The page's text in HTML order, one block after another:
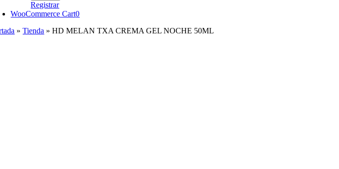
Registrar
WooCommerce Cart0
»Tienda »HD MELAN TXA CREMA GEL NOCHE 50ML